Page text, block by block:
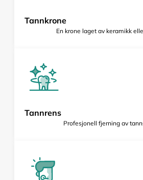
Tannkrone
En krone laget av keramikk
Tannrens
Profesjonell fjerning av